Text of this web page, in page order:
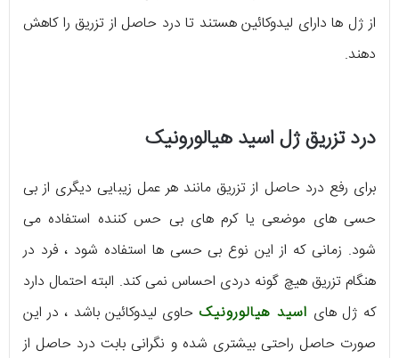
از ژل ها دارای لیدوکائین هستند تا درد حاصل از تزریق را کاهش
دهند.
درد تزریق ژل اسید هیالورونیک
برای رفع درد حاصل از تزریق مانند هر عمل زیبایی دیگری از بی
حسی های موضعی یا کرم های بی حس کننده استفاده می
شود. زمانی که از این نوع بی حسی ها استفاده شود ، فرد در
هنگام تزریق هیچ گونه دردی احساس نمی کند. البته احتمال دارد
که ژل های اسید هیالورونیکحاوی لیدوکائین باشد ، در این
صورت حاصل راحتی بیشتری شده و نگرانی بابت درد حاصل از